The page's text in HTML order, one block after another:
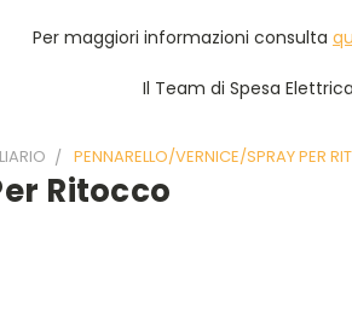
Per maggiori informazioni consulta
Il Team di Spesa Elettrica
PENNARELLO/VERNICE/SPRAY PER
Ritocco